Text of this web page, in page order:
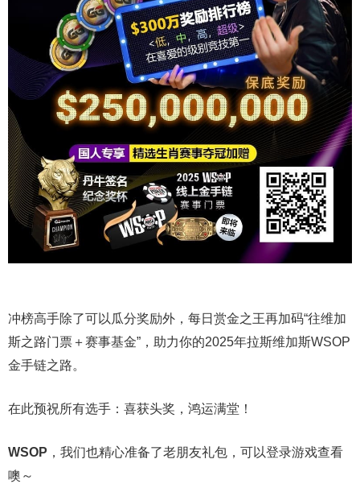
冲榜高手除了可以瓜分奖励外，每日赏金之王再加码“往维加
斯之路门票＋赛事基金”，助力你的2025年拉斯维加斯WSOP
金手链之路。
在此预祝所有选手：喜获头奖，鸿运满堂！
WSOP ，我们也精心准备了老朋友礼包，可以登录游戏查看
噢～